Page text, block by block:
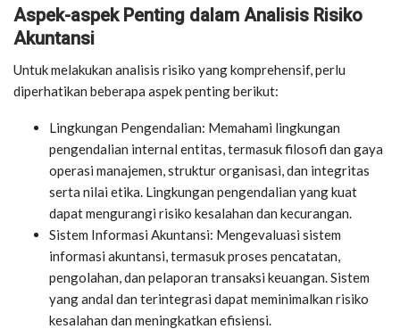
Aspek-aspek Penting dalam Analisis Risiko
Akuntansi
Untuk melakukan analisis risiko yang komprehensif, perlu
diperhatikan beberapa aspek penting berikut:
Lingkungan Pengendalian: Memahami lingkungan
pengendalian internal entitas, termasuk filosofi dan gaya
operasi manajemen, struktur organisasi, dan integritas
serta nilai etika. Lingkungan pengendalian yang kuat
dapat mengurangi risiko kesalahan dan kecurangan.
Sistem Informasi Akuntansi: Mengevaluasi sistem
informasi akuntansi, termasuk proses pencatatan,
pengolahan, dan pelaporan transaksi keuangan. Sistem
yang andal dan terintegrasi dapat meminimalkan risiko
kesalahan dan meningkatkan efisiensi.